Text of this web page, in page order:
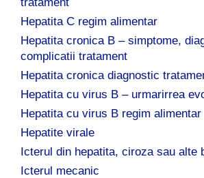
Hepatita C regim alimentar
Hepatita cronica B – simptome,
complicatii tratament
Hepatita cronica diagnostic
Hepatita cu virus B – urmarirrea
Hepatita cu virus B regim alimentar
Hepatite virale
Icterul din hepatita, ciroza sau alte
Icterul mecanic